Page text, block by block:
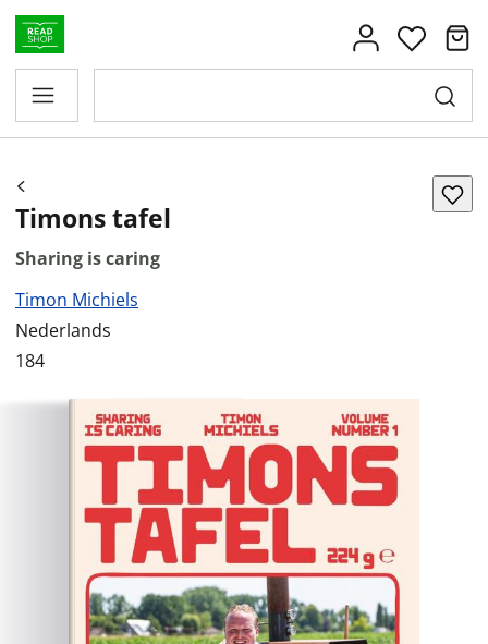
Timons tafel
Sharing is caring
Timon Michiels
Nederlands
184